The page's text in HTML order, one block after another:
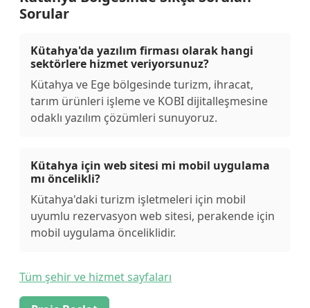
Sorular
Kütahya'da yazılım firması olarak hangi
sektörlere hizmet veriyorsunuz?
Kütahya ve Ege bölgesinde turizm, ihracat,
tarım ürünleri işleme ve KOBI dijitalleşmesine
odaklı yazılım çözümleri sunuyoruz.
Kütahya için web sitesi mi mobil uygulama
mı öncelikli?
Kütahya'daki turizm işletmeleri için mobil
uyumlu rezervasyon web sitesi, perakende için
mobil uygulama önceliklidir.
Tüm şehir ve hizmet sayfaları